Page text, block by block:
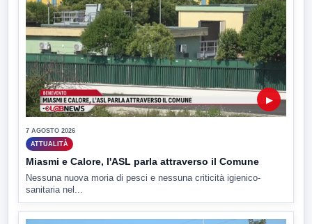
▶
7 AGOSTO 2026
ATTUALITÀ
Miasmi e Calore, l'ASL parla attraverso il Comune
Nessuna nuova moria di pesci e nessuna criticità igienico-
sanitaria nel...